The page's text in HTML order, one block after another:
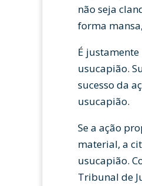
não seja
forma
É
usucapião.
sucesso da
usucapião.
Se a ação
material, a
usucapião.
Tribunal de